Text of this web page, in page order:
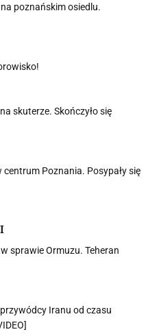
poznańskim osiedlu.
skuterze. Skończyło się
Poznania. Posypały się
sprawie Ormuzu. Teheran
Iranu od czasu